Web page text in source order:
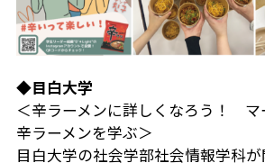
◆目白大学
＜辛ラーメンに詳しくなろう！ マ
辛ラーメンを学ぶ＞
目白大学の社会学部社会情報学科